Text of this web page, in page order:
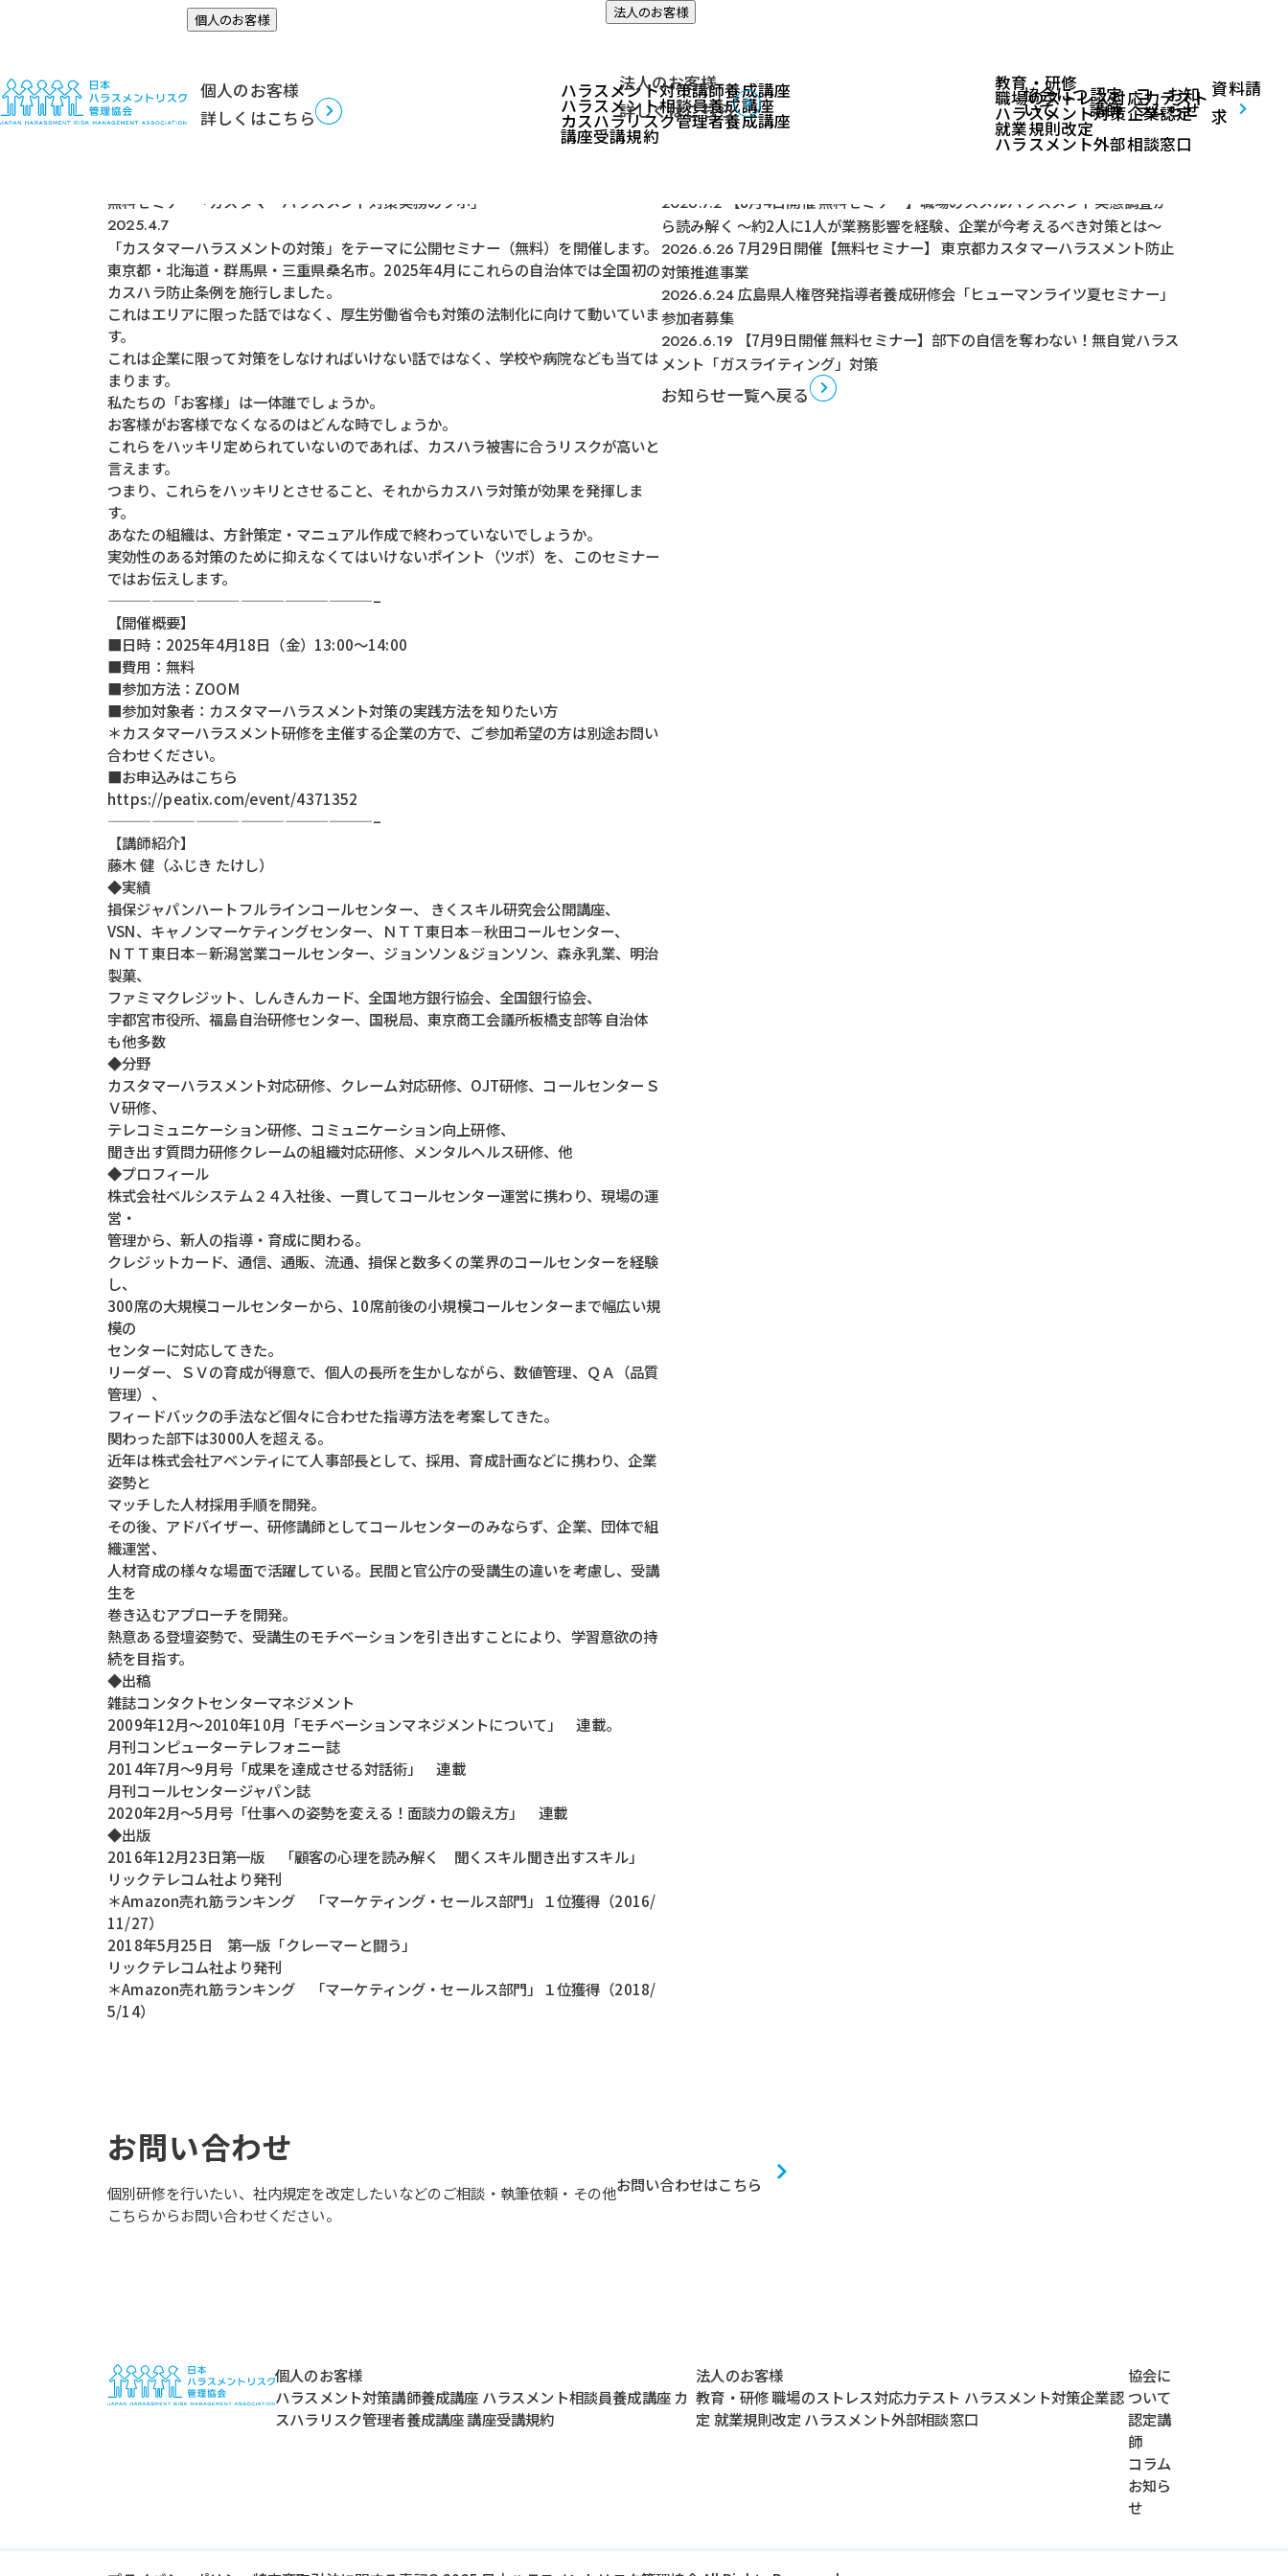
個人のお客様
個人のお客様
詳しくはこちら
ハラスメント対策講師養成講座
ハラスメント相談員養成講座
カスハラリスク管理者養成講座
講座受講規約
法人のお客様
法人のお客様
詳しくはこちら
教育・研修
職場のストレス対応力テスト
ハラスメント対策企業認定
就業規則改定
ハラスメント外部相談窓口
協会につ
いて
認定
講師
コ
ラム
お知
らせ
資料請
求
無料セミナー「カスタマーハラスメント対策実務のツボ」
2025.4.7
「カスタマーハラスメントの対策」をテーマに公開セミナー（無料）を開催します。
東京都・北海道・群馬県・三重県桑名市。2025年4月にこれらの自治体では全国初の
カスハラ防止条例を施行しました。
これはエリアに限った話ではなく、厚生労働省令も対策の法制化に向けて動いていま
す。
これは企業に限って対策をしなければいけない話ではなく、学校や病院なども当ては
まります。
私たちの「お客様」は一体誰でしょうか。
お客様がお客様でなくなるのはどんな時でしょうか。
これらをハッキリ定められていないのであれば、カスハラ被害に合うリスクが高いと
言えます。
つまり、これらをハッキリとさせること、それからカスハラ対策が効果を発揮しま
す。
あなたの組織は、方針策定・マニュアル作成で終わっていないでしょうか。
実効性のある対策のために抑えなくてはいけないポイント（ツボ）を、このセミナー
ではお伝えします。
——————————————————–
【開催概要】
■日時：2025年4月18日（金）13:00～14:00
■費用：無料
■参加方法：ZOOM
■参加対象者：カスタマーハラスメント対策の実践方法を知りたい方
＊カスタマーハラスメント研修を主催する企業の方で、ご参加希望の方は別途お問い
合わせください。
■お申込みはこちら
https://peatix.com/event/4371352
——————————————————–
【講師紹介】
藤木 健（ふじき たけし）
◆実績
損保ジャパンハートフルラインコールセンター、 きくスキル研究会公開講座、
VSN、キャノンマーケティングセンター、ＮＴＴ東日本－秋田コールセンター、
ＮＴＴ東日本－新潟営業コールセンター、ジョンソン＆ジョンソン、森永乳業、明治
製菓、
ファミマクレジット、しんきんカード、全国地方銀行協会、全国銀行協会、
宇都宮市役所、福島自治研修センター、国税局、東京商工会議所板橋支部等 自治体
も他多数
◆分野
カスタマーハラスメント対応研修、クレーム対応研修、OJT研修、コールセンターＳ
Ｖ研修、
テレコミュニケーション研修、コミュニケーション向上研修、
聞き出す質問力研修クレームの組織対応研修、メンタルヘルス研修、他
◆プロフィール
株式会社ベルシステム２４入社後、一貫してコールセンター運営に携わり、現場の運
営・
管理から、新人の指導・育成に関わる。
クレジットカード、通信、通販、流通、損保と数多くの業界のコールセンターを経験
し、
300席の大規模コールセンターから、10席前後の小規模コールセンターまで幅広い規
模の
センターに対応してきた。
リーダー、ＳＶの育成が得意で、個人の長所を生かしながら、数値管理、ＱＡ（品質
管理）、
フィードバックの手法など個々に合わせた指導方法を考案してきた。
関わった部下は3000人を超える。
近年は株式会社アベンティにて人事部長として、採用、育成計画などに携わり、企業
姿勢と
マッチした人材採用手順を開発。
その後、アドバイザー、研修講師としてコールセンターのみならず、企業、団体で組
織運営、
人材育成の様々な場面で活躍している。民間と官公庁の受講生の違いを考慮し、受講
生を
巻き込むアプローチを開発。
熱意ある登壇姿勢で、受講生のモチベーションを引き出すことにより、学習意欲の持
続を目指す。
◆出稿
雑誌コンタクトセンターマネジメント
2009年12月～2010年10月「モチベーションマネジメントについて」 連載。
月刊コンピューターテレフォニー誌
2014年7月～9月号「成果を達成させる対話術」 連載
月刊コールセンタージャパン誌
2020年2月～5月号「仕事への姿勢を変える！面談力の鍛え方」 連載
◆出版
2016年12月23日第一版 「顧客の心理を読み解く 聞くスキル聞き出すスキル」
リックテレコム社より発刊
＊Amazon売れ筋ランキング 「マーケティング・セールス部門」１位獲得（2016/
11/27）
2018年5月25日 第一版「クレーマーと闘う」
リックテレコム社より発刊
＊Amazon売れ筋ランキング 「マーケティング・セールス部門」１位獲得（2018/
5/14）
2026.7.2 【8月4日開催 無料セミナー】職場のスメルハラスメント実態調査か
ら読み解く ～約2人に1人が業務影響を経験、企業が今考えるべき対策とは～
2026.6.26 7月29日開催【無料セミナー】 東京都カスタマーハラスメント防止
対策推進事業
2026.6.24 広島県人権啓発指導者養成研修会「ヒューマンライツ夏セミナー」
参加者募集
2026.6.19 【7月9日開催 無料セミナー】部下の自信を奪わない！無自覚ハラス
メント「ガスライティング」対策
お知らせ一覧へ戻る
お問い合わせ
個別研修を行いたい、社内規定を改定したいなどのご相談・執筆依頼・その他
こちらからお問い合わせください。
お問い合わせはこちら
個人のお客様
ハラスメント対策講師養成講座 ハラスメント相談員養成講座 カ
スハラリスク管理者養成講座講座受講規約
法人のお客様
教育・研修職場のストレス対応力テスト ハラスメント対策企業認
定 就業規則改定 ハラスメント外部相談窓口
協会に
ついて
認定講
師
コラム
お知ら
せ